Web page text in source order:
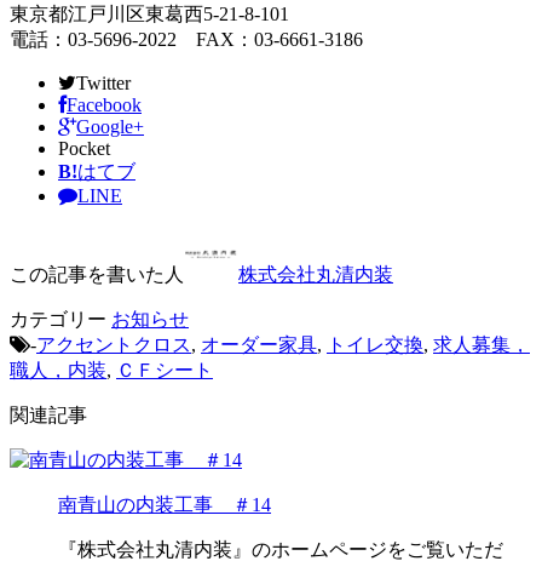
東京都江戸川区東葛西5-21-8-101
電話：03-5696-2022 FAX：03-6661-3186
Twitter
Facebook
Google+
Pocket
B!はてブ
LINE
この記事を書いた人 株式会社丸清内装
カテゴリー お知らせ
-アクセントクロス, オーダー家具, トイレ交換, 求人募集，
職人，内装, ＣＦシート
関連記事
南青山の内装工事 ＃14
『株式会社丸清内装』のホームページをご覧いただ